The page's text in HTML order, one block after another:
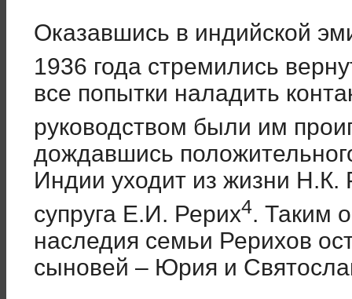
Оказавшись в индийской
1936 года стремились
все попытки наладить
руководством были им
дождавшись
Индии уходит из жизни Н.К.
супруга Е.И. Рерих4. Таким
наследия семьи Рерихов
сыновей – Юрия и